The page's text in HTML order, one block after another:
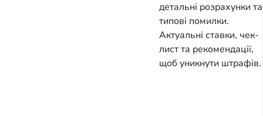
детальні розрахунки та
типові помилки.
Актуальні ставки, чек-
лист та рекомендації,
щоб уникнути штрафів.